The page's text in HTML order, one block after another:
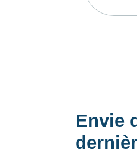
Envie